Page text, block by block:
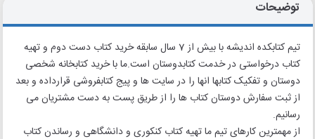
توضیحات
تیم کتابکده اندیشه با بیش از 7 سال سابقه خرید کتاب دست دوم و تهیه
کتاب درخواستی در خدمت کتابدوستان است.ما با خرید کتابخانه شخصی
دوستان و تفکیک کتابها انها را در سایت ها و پیج کتابفروشی قرارداده و بعد
از ثبت سفارش دوستان کتاب ها را از طریق پست به دست مشتریان می
رسانیم.
از مهمترین کارهای تیم ما تهیه کتاب کنکوری و دانشگاهی و رساندن کتاب